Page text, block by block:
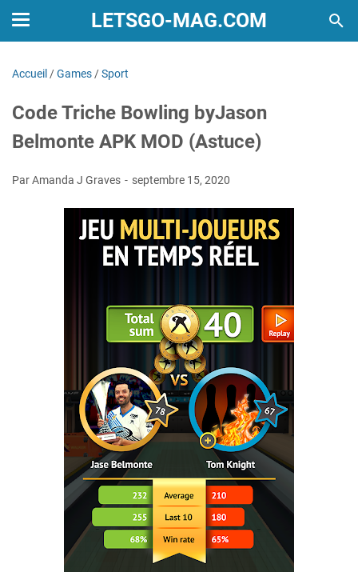
LETSGO-MAG.COM
Accueil /Games /Sport
Code Triche Bowling byJason
Belmonte APK MOD (Astuce)
Par Amanda J Graves septembre 15, 2020